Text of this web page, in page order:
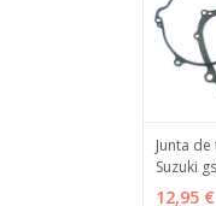
Junta
Suzuki
12,95 €